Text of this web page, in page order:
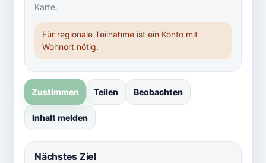
Karte.
Für regionale Teilnahme ist ein Konto mit
Wohnort nötig.
Zustimmen Teilen Beobachten
Inhalt melden
Nächstes Ziel